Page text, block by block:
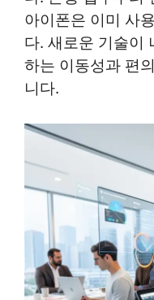
아이폰은 이미 사
다. 새로운 기술이
하는 이동성과 편
니다.